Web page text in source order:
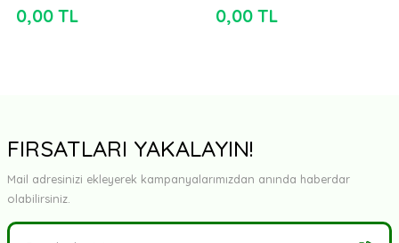
0,00 TL 0,00 TL
FIRSATLARI YAKALAYIN!
Mail adresinizi ekleyerek kampanyalarımızdan anında haberdar
olabilirsiniz.